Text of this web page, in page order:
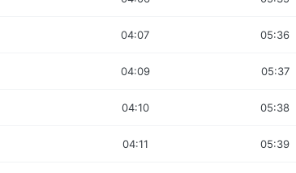
04:07 05:36
04:09 05:37
04:10 05:38
04:11 05:39